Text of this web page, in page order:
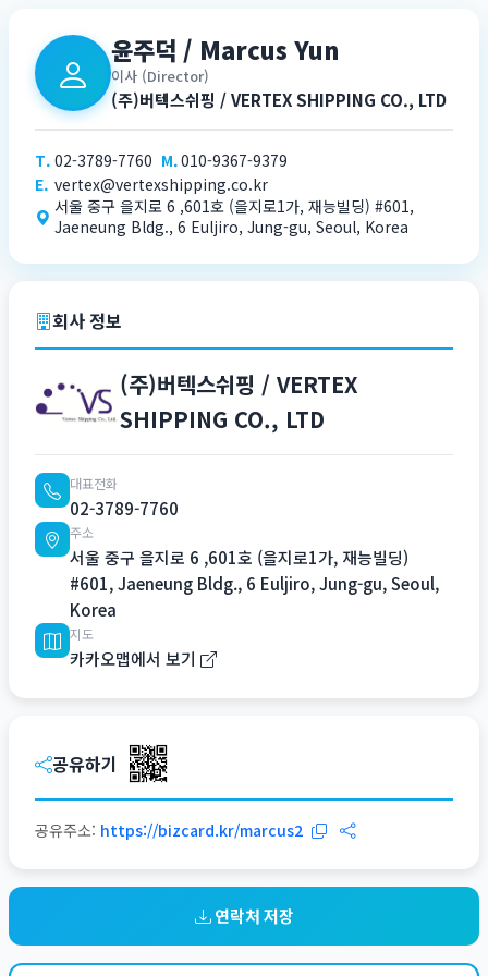
윤주덕 / Marcus Yun
이사 (Director)
(주)버텍스쉬핑 / VERTEX SHIPPING CO., LTD
T. 02-3789-7760 M.010-9367-9379
E. vertex@vertexshipping.co.kr
서울 중구 을지로 6 ,601호 (을지로1가, 재능빌딩) #601,
Jaeneung Bldg., 6 Euljiro, Jung-gu, Seoul, Korea
회사 정보
(주)버텍스쉬핑 / VERTEX
SHIPPING CO., LTD
대표전화
02-3789-7760
주소
서울 중구 을지로 6 ,601호 (을지로1가, 재능빌딩)
#601, Jaeneung Bldg., 6 Euljiro, Jung-gu, Seoul,
Korea
지도
카카오맵에서 보기
공유하기
공유주소: https://bizcard.kr/marcus2
연락처 저장